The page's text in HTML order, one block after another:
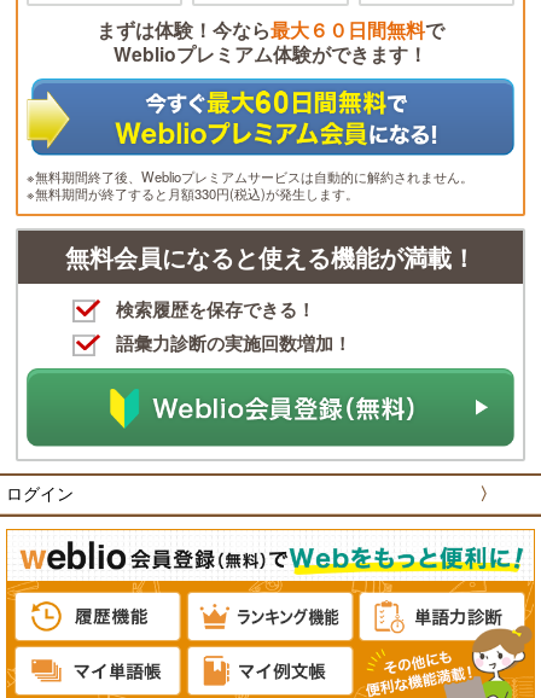
まずは体験！今なら最大６０日間無料で
Weblioプレミアム体験ができます！
※無料期間終了後、Weblioプレミアムサービスは自動的に解約されません。
※無料期間が終了すると月額330円(税込)が発生します。
無料会員になると使える機能が満載！
検索履歴を保存できる！
語彙力診断の実施回数増加！
ログイン 〉